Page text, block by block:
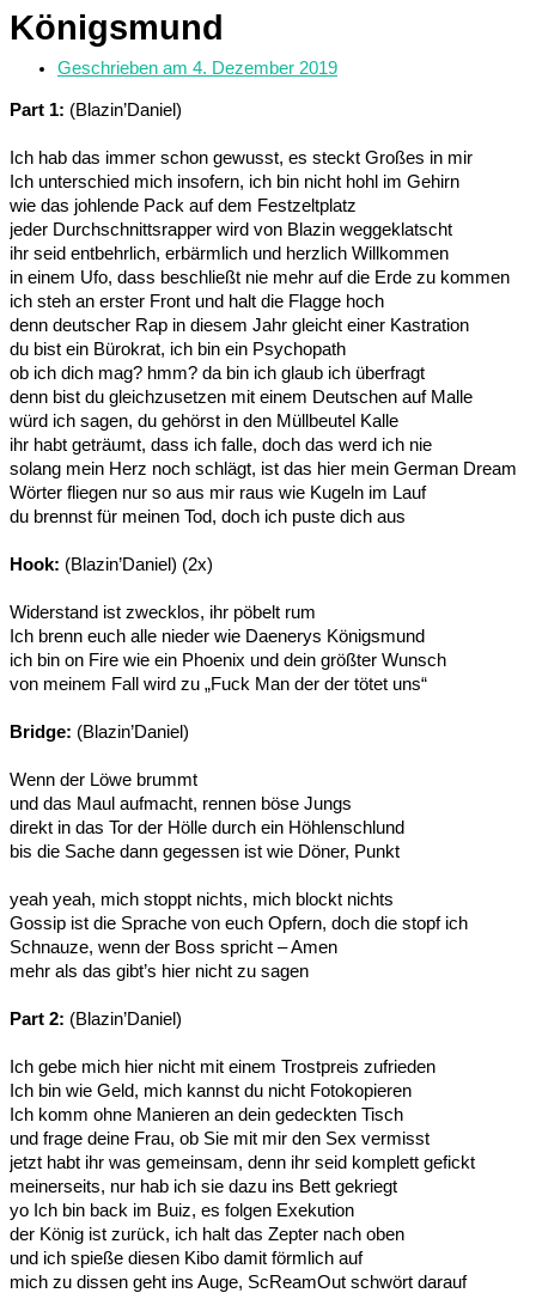
Königsmund
Geschrieben am 4. Dezember 2019
Part 1: (Blazin’Daniel)
Ich hab das immer schon gewusst, es steckt Großes in mir
Ich unterschied mich insofern, ich bin nicht hohl im Gehirn
wie das johlende Pack auf dem Festzeltplatz
jeder Durchschnittsrapper wird von Blazin weggeklatscht
ihr seid entbehrlich, erbärmlich und herzlich Willkommen
in einem Ufo, dass beschließt nie mehr auf die Erde zu kommen
ich steh an erster Front und halt die Flagge hoch
denn deutscher Rap in diesem Jahr gleicht einer Kastration
du bist ein Bürokrat, ich bin ein Psychopath
ob ich dich mag? hmm? da bin ich glaub ich überfragt
denn bist du gleichzusetzen mit einem Deutschen auf Malle
würd ich sagen, du gehörst in den Müllbeutel Kalle
ihr habt geträumt, dass ich falle, doch das werd ich nie
solang mein Herz noch schlägt, ist das hier mein German Dream
Wörter fliegen nur so aus mir raus wie Kugeln im Lauf
du brennst für meinen Tod, doch ich puste dich aus
Hook: (Blazin’Daniel) (2x)
Widerstand ist zwecklos, ihr pöbelt rum
Ich brenn euch alle nieder wie Daenerys Königsmund
ich bin on Fire wie ein Phoenix und dein größter Wunsch
von meinem Fall wird zu „Fuck Man der der tötet uns“
Bridge: (Blazin’Daniel)
Wenn der Löwe brummt
und das Maul aufmacht, rennen böse Jungs
direkt in das Tor der Hölle durch ein Höhlenschlund
bis die Sache dann gegessen ist wie Döner, Punkt
yeah yeah, mich stoppt nichts, mich blockt nichts
Gossip ist die Sprache von euch Opfern, doch die stopf ich
Schnauze, wenn der Boss spricht – Amen
mehr als das gibt’s hier nicht zu sagen
Part 2: (Blazin’Daniel)
Ich gebe mich hier nicht mit einem Trostpreis zufrieden
Ich bin wie Geld, mich kannst du nicht Fotokopieren
Ich komm ohne Manieren an dein gedeckten Tisch
und frage deine Frau, ob Sie mit mir den Sex vermisst
jetzt habt ihr was gemeinsam, denn ihr seid komplett gefickt
meinerseits, nur hab ich sie dazu ins Bett gekriegt
yo Ich bin back im Buiz, es folgen Exekution
der König ist zurück, ich halt das Zepter nach oben
und ich spieße diesen Kibo damit förmlich auf
mich zu dissen geht ins Auge, ScReamOut schwört darauf